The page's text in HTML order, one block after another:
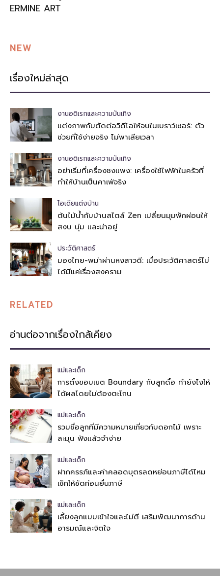
ERMINE ART
NEW
เรื่องใหม่ล่าสุด
งานอดิเรกและความบันเทิง
แต่งภาพกับตัดต่อวิดีโอให้จบในเบราว์เซอร์: ตัว
ช่วยที่ใช้ง่ายจริง ไม่พาเสียเวลา
งานอดิเรกและความบันเทิง
อย่าเริ่มที่เครื่องชงแพง: เครื่องใช้ไฟฟ้าในครัวที่
ทำให้บ้านเป็นคาเฟ่จริง
ไอเดียแต่งบ้าน
ต้นไม้น้ำกับบ้านสไตล์ Zen เปลี่ยนมุมพักผ่อนให้
สงบ นุ่ม และน่าอยู่
ประวัติศาสตร์
มองไทย-พม่าผ่านหงสาวดี: เมื่อประวัติศาสตร์ไม่
ได้มีแค่เรื่องสงคราม
RELATED
อ่านต่อจากเรื่องใกล้เคียง
แม่และเด็ก
การตั้งขอบเขต Boundary กับลูกดื้อ ทำยังไงให้
ได้ผลโดยไม่ต้องตะโกน
แม่และเด็ก
รวมชื่อลูกที่มีความหมายเกี่ยวกับดอกไม้ เพราะ
ละมุน ฟังแล้วจำง่าย
แม่และเด็ก
ฝากครรภ์และค่าคลอดบุตรลดหย่อนภาษีได้ไหม
เช็กให้ชัดก่อนยื่นภาษี
แม่และเด็ก
เลี้ยงลูกแบบเข้าใจและไม่ตี เสริมพัฒนาการด้าน
อารมณ์และจิตใจ